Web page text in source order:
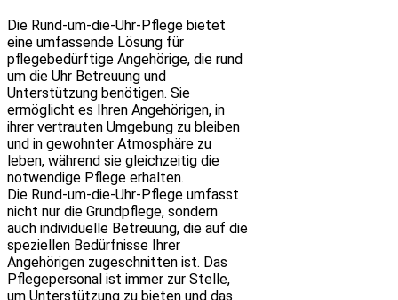
Die Rund-um-die-Uhr-Pflege bietet
eine umfassende Lösung für
pflegebedürftige Angehörige, die rund
um die Uhr Betreuung und
Unterstützung benötigen. Sie
ermöglicht es Ihren Angehörigen, in
ihrer vertrauten Umgebung zu bleiben
und in gewohnter Atmosphäre zu
leben, während sie gleichzeitig die
notwendige Pflege erhalten.
Die Rund-um-die-Uhr-Pflege umfasst
nicht nur die Grundpflege, sondern
auch individuelle Betreuung, die auf die
speziellen Bedürfnisse Ihrer
Angehörigen zugeschnitten ist. Das
Pflegepersonal ist immer zur Stelle,
um Unterstützung zu bieten und das